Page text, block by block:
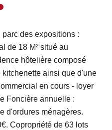
des expositions :
de 18 M² situé au
hôtelière composé
ainsi que d'une
en cours - loyer
Foncière annuelle :
d'ordures ménagères.
Copropriété de 63 lots